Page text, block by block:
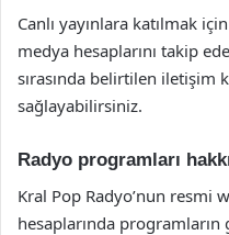
Canlı yayınlara katılmak
medya hesaplarını takip
sırasında belirtilen iletişim
sağlayabilirsiniz.
Radyo programları
Kral Pop Radyo’nun resmi
hesaplarında